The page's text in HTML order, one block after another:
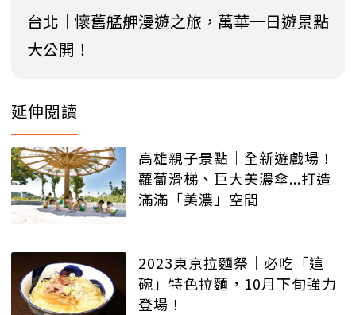
台北│懷舊艋舺漫遊之旅，萬華一日遊景點
大公開！
延伸閱讀
高雄親子景點｜全新遊戲場！
蘿蔔滑梯、巨大美濃傘...打造
滿滿「美濃」空間
2023東京拉麵祭│必吃「這
碗」特色拉麵，10月下旬強力
登場！